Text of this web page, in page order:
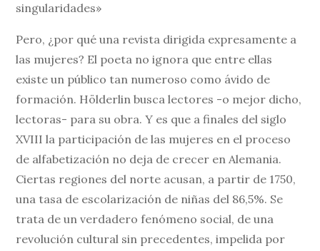
singularidades»
Pero, ¿por qué una revista dirigida expresamente a
las mujeres? El poeta no ignora que entre ellas
existe un público tan numeroso como ávido de
formación. Hölderlin busca lectores -o mejor dicho,
lectoras- para su obra. Y es que a finales del siglo
XVIII la participación de las mujeres en el proceso
de alfabetización no deja de crecer en Alemania.
Ciertas regiones del norte acusan, a partir de 1750,
una tasa de escolarización de niñas del 86,5%. Se
trata de un verdadero fenómeno social, de una
revolución cultural sin precedentes, impelida por